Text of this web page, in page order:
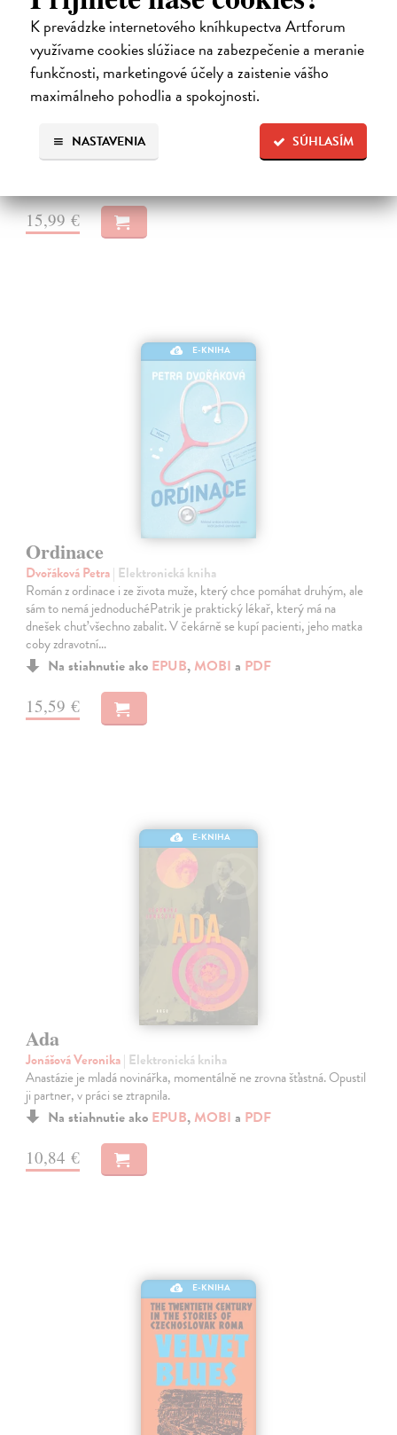
K prevádzke internetového kníhkupectva Artforum
využívame cookies slúžiace na zabezpečenie a meranie
funkčnosti, marketingové účely a zaistenie vášho
maximálneho pohodlia a spokojnosti.
SÚHLASÍM
NASTAVENIA
Systémy něhy
Šindelka Marek
| Elektronická kniha
Román o křehkosti, opakování a hledání lidskosti ve světě, který
připomíná stroj Mladá pianistka Ada Fischerová má všechno, co by
mohlo působit jako začátek výjimečné kariéry. Talent, disciplínu i
směr.…
15,99 €
E-KNIHA
Ordinace
Dvořáková Petra| Elektronická kniha
Román z ordinace i ze života muže, který chce pomáhat druhým, ale
sám to nemá jednoduchéPatrik je praktický lékař, který má na
dnešek chuť všechno zabalit. V čekárně se kupí pacienti, jeho matka
coby zdravotní…
Na stiahnutie ako EPUB, MOBI a PDF
15,59 €
E-KNIHA
Ada
Jonášová Veronika| Elektronická kniha
Anastázie je mladá novinářka, momentálně ne zrovna šťastná. Opustil
ji partner, v práci se ztrapnila.
Na stiahnutie ako EPUB, MOBI a PDF
10,84 €
E-KNIHA